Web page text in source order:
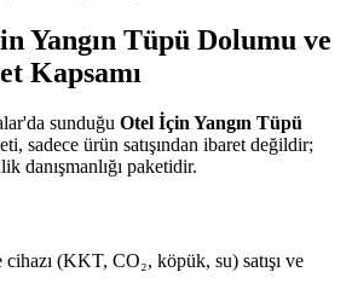
Yangın Tüpü Dolumu ve
Kapsamı
sunduğu Otel İçin Yangın Tüpü
sadece ürün satışından ibaret değildir;
danışmanlığı paketidir.
cihazı (KKT, CO₂, köpük, su) satışı ve